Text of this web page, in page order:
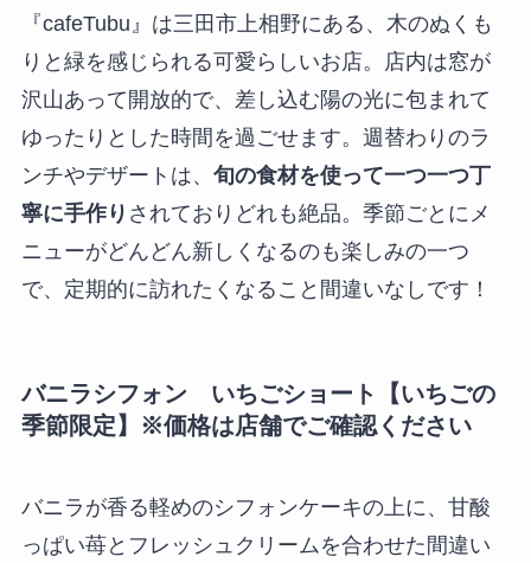
『cafeTubu』は三田市上相野にある、木のぬくも
りと緑を感じられる可愛らしいお店。店内は窓が
沢山あって開放的で、差し込む陽の光に包まれて
ゆったりとした時間を過ごせます。週替わりのラ
ンチやデザートは、 旬の食材を使って一つ一つ丁
寧に手作り されておりどれも絶品。季節ごとにメ
ニューがどんどん新しくなるのも楽しみの一つ
で、定期的に訪れたくなること間違いなしです！
バニラシフォン いちごショート【いちごの
季節限定】※価格は店舗でご確認ください
バニラが香る軽めのシフォンケーキの上に、甘酸
っぱい苺とフレッシュクリームを合わせた間違い